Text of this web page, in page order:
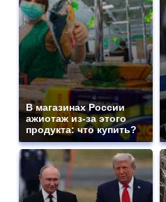
В магазинах России
ажиотаж из-за этого
продукта: что купить?